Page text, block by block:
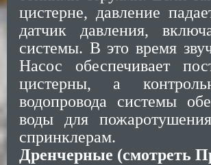
цистерне, давление
датчик давления,
системы. В это время
Насос обеспечивает
цистерны, а
водопровода системы
воды для
спринклерам.
Дренчерные (смотреть